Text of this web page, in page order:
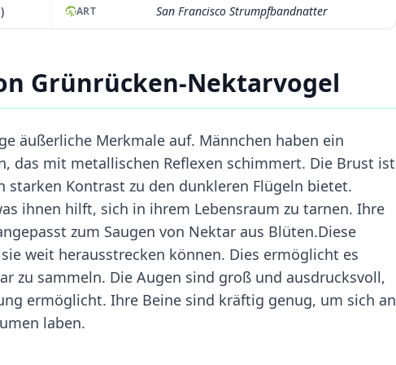
ART San Francisco Strumpfbandnatter
Grünrücken-Nektarvogel
äußerliche Merkmale auf. Männchen haben ein
das mit metallischen Reflexen schimmert. Die Brust ist
Kontrast zu den dunkleren Flügeln bietet.
ihnen hilft, sich in ihrem Lebensraum zu tarnen. Ihre
zum Saugen von Nektar aus Blüten.Diese
weit herausstrecken können. Dies ermöglicht es
zu sammeln. Die Augen sind groß und ausdrucksvoll,
ermöglicht. Ihre Beine sind kräftig genug, um sich an
laben.